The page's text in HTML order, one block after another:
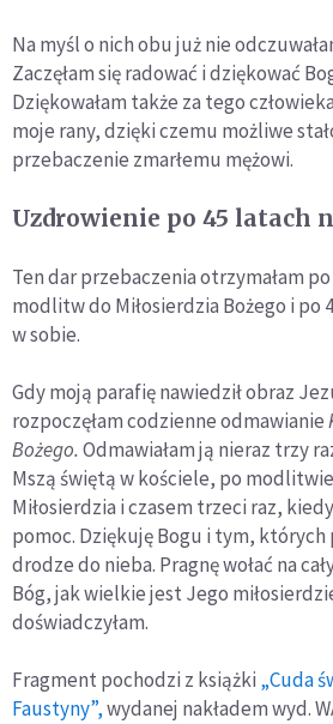
Na myśl o nich obu już nie
Zaczęłam się radować i dziękować
Dziękowałam także za tego
moje rany, dzięki czemu możliwe
przebaczenie zmarłemu mężowi.
Uzdrowienie po 45 latach
Ten dar przebaczenia otrzymałam
modlitw do Miłosierdzia Bożego i po
w sobie.
Gdy moją parafię nawiedził obraz
rozpoczęłam codzienne odmawianie
Bożego.Odmawiałam ją nieraz trzy
Mszą świętą w kościele, po
Miłosierdzia i czasem trzeci raz,
pomoc. Dziękuję Bogu i tym, których
drodze do nieba. Pragnę wołać na
Bóg, jak wielkie jest Jego
doświadczyłam.
Fragment pochodzi z książki „Cuda
Faustyny”,wydanej nakładem wyd.